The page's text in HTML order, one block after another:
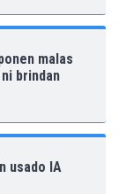
malas
brindan
usado IA